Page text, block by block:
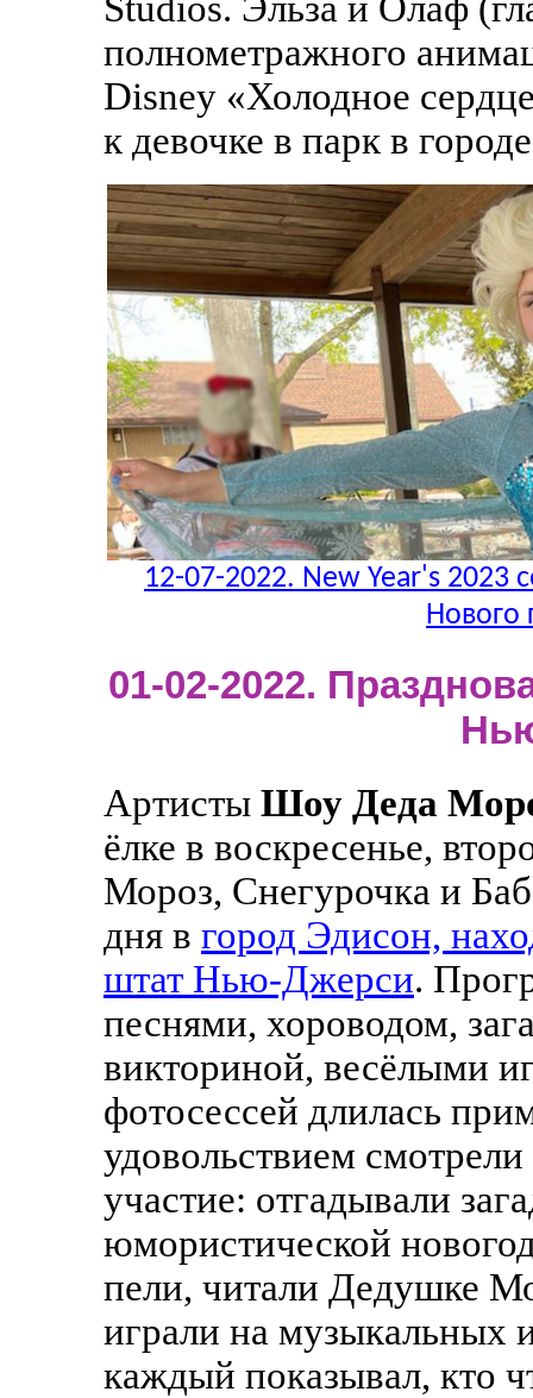
полнометражного
Disney «Холодное
к девочке в парк в
12-07-2022. New Year's 2023
Нового
01-02-2022.
Артисты Шоу Деда
ёлке в воскресенье,
Мороз, Снегурочка и
дня в город Эдисон,
штат Нью-Джерси.
песнями, хороводом,
викториной, весёлыми
фотосессей длилась
удовольствием
участие: отгадывали
юмористической
пели, читали Дедушке
играли на музыкальных
каждый показывал, кто